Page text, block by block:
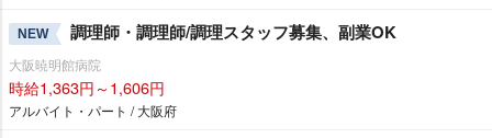
NEW 調理師・調理師/調理スタッフ募集、副業OK
大阪暁明館病院
時給1,363円～1,606円
アルバイト・パート / 大阪府